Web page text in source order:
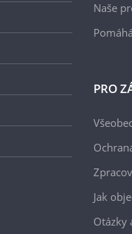
Naše
PRO
Jak
Otázky